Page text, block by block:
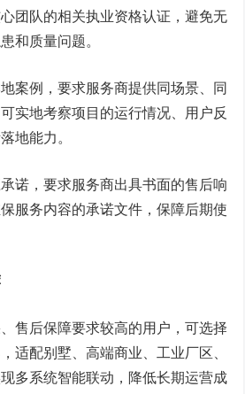
团队的相关执业资格认证，避免无
和质量问题。
案例，要求服务商提供同场景、同
实地考察项目的运行情况、用户反
地能力。
诺，要求服务商出具书面的售后响
服务内容的承诺文件，保障后期使
售后保障要求较高的用户，可选择
适配别墅、高端商业、工业厂区、
多系统智能联动，降低长期运营成